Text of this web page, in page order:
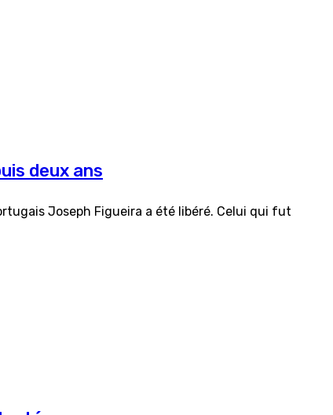
deux ans
Joseph Figueira a été libéré. Celui qui fut